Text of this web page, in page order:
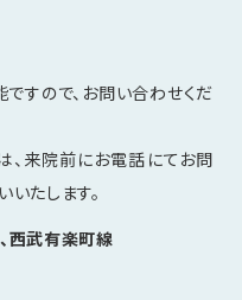
すので、お問い合わせくだ
来院前にお電話にてお問
たします。
西武有楽町線